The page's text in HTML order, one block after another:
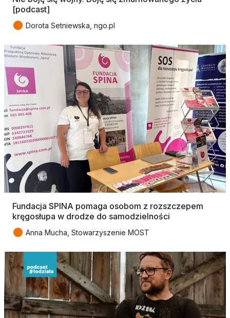
[podcast]
● Dorota Setniewska, ngo.pl
Fundacja SPINA pomaga osobom z rozszczepem
kręgosłupa w drodze do samodzielności
● Anna Mucha, Stowarzyszenie MOST